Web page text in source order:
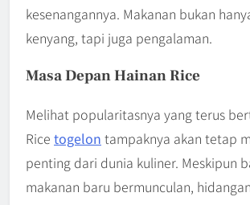
kesenangannya. Makanan bukan
kenyang, tapi juga pengalaman.
Masa Depan Hainan Rice
Melihat popularitasnya yang terus
Rice togelon tampaknya akan tetap
penting dari dunia kuliner. Meskipun
makanan baru bermunculan,